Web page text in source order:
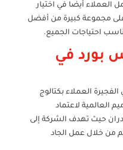
العملاء أيضًا في اختيار
على مجموعة كبيرة من أفضل
احتياجات الجميع.
بورد في
العملاء بكتالوج
العالمية لاعتماد
حيث تهدف الشركة إلى
من خلال عمل الجاد